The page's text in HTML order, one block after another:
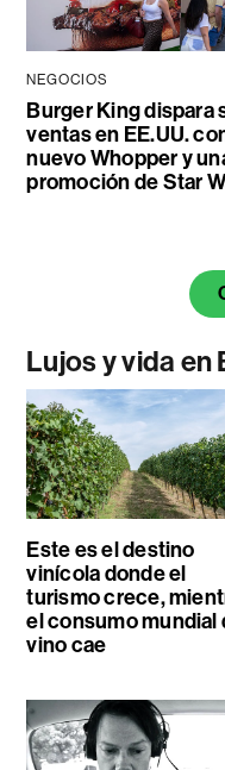
NEGOCIOS
Burger King dispara
ventas en EE.UU.
nuevo Whopper y
promoción de Star
Lujos y vida en
Este es el destino
vinícola donde el
turismo crece,
el consumo mundial
vino cae